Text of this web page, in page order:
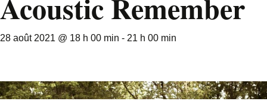
28 août 2021 @ 18 h 00 min - 21 h 00 min